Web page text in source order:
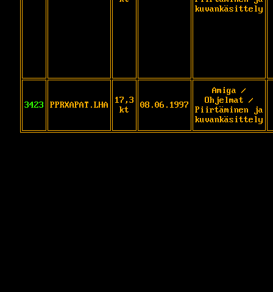
kuvankäsittely
3423 PPRXAPAT.LHA
17,3
kt
08.06.1997
Amiga /
Ohjelmat /
Piirtäminen ja
kuvankäsittely